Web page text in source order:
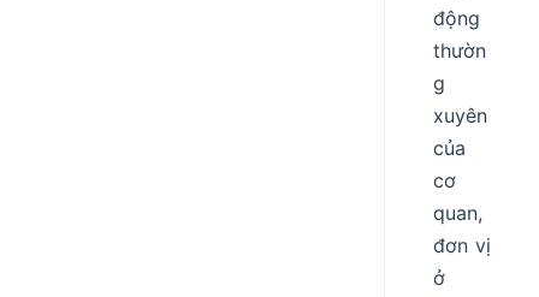
động
thườn
g
xuyên
của
cơ
quan,
đơn vị
ở